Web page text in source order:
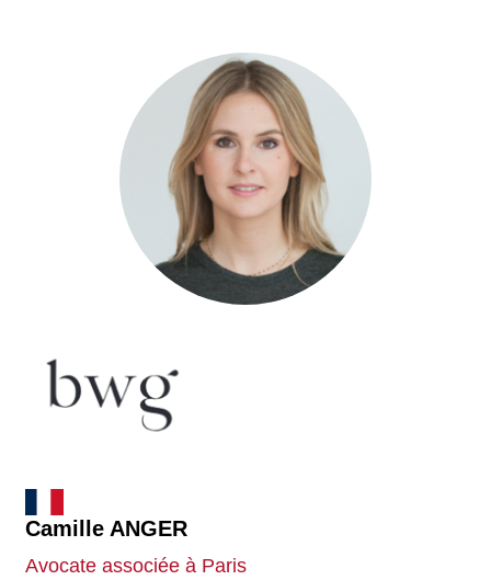
Camille ANGER
Avocate associée à Paris